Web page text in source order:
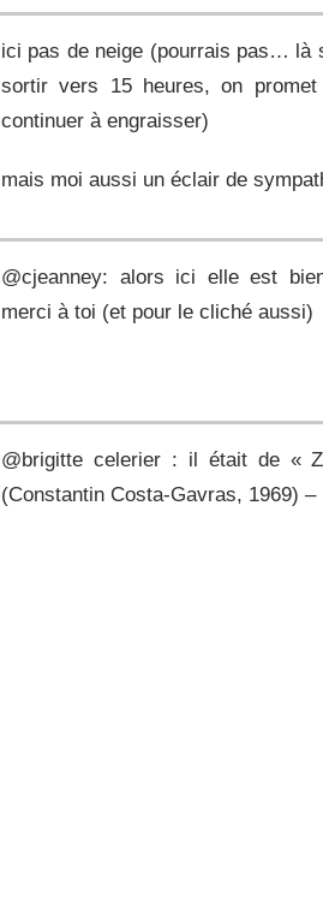
ici pas de neige (pourrais pas… là
sortir vers 15 heures, on
continuer à engraisser)
mais moi aussi un éclair de
@cjeanney: alors ici elle est
merci à toi (et pour le cliché aussi)
@brigitte celerier : il était de «
(Constantin Costa-Gavras, 1969)